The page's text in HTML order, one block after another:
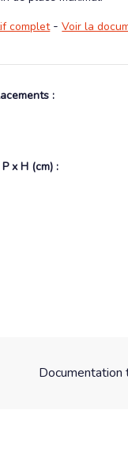
complet-Voir la
:
x H (cm) :
Documentation